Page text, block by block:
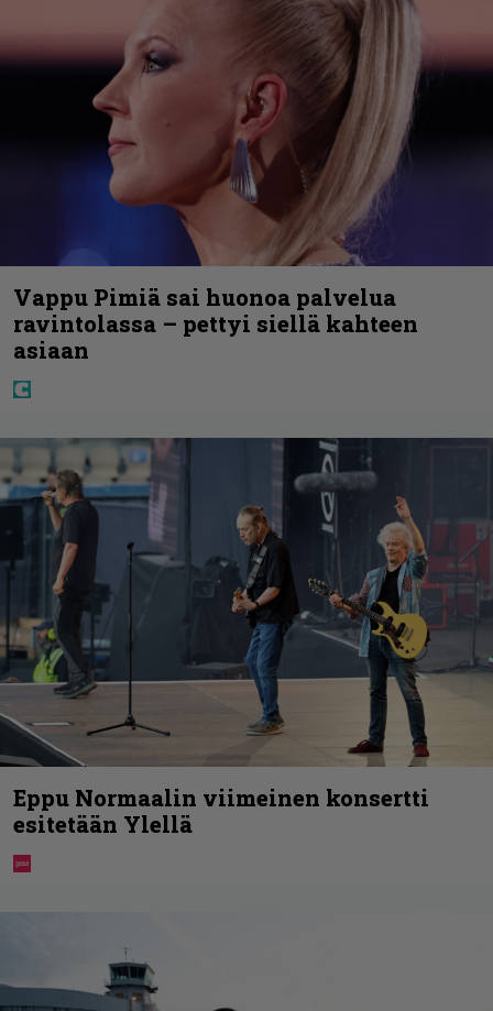
Vappu Pimiä sai huonoa palvelua
ravintolassa – pettyi siellä kahteen
asiaan
Eppu Normaalin viimeinen konsertti
esitetään Ylellä